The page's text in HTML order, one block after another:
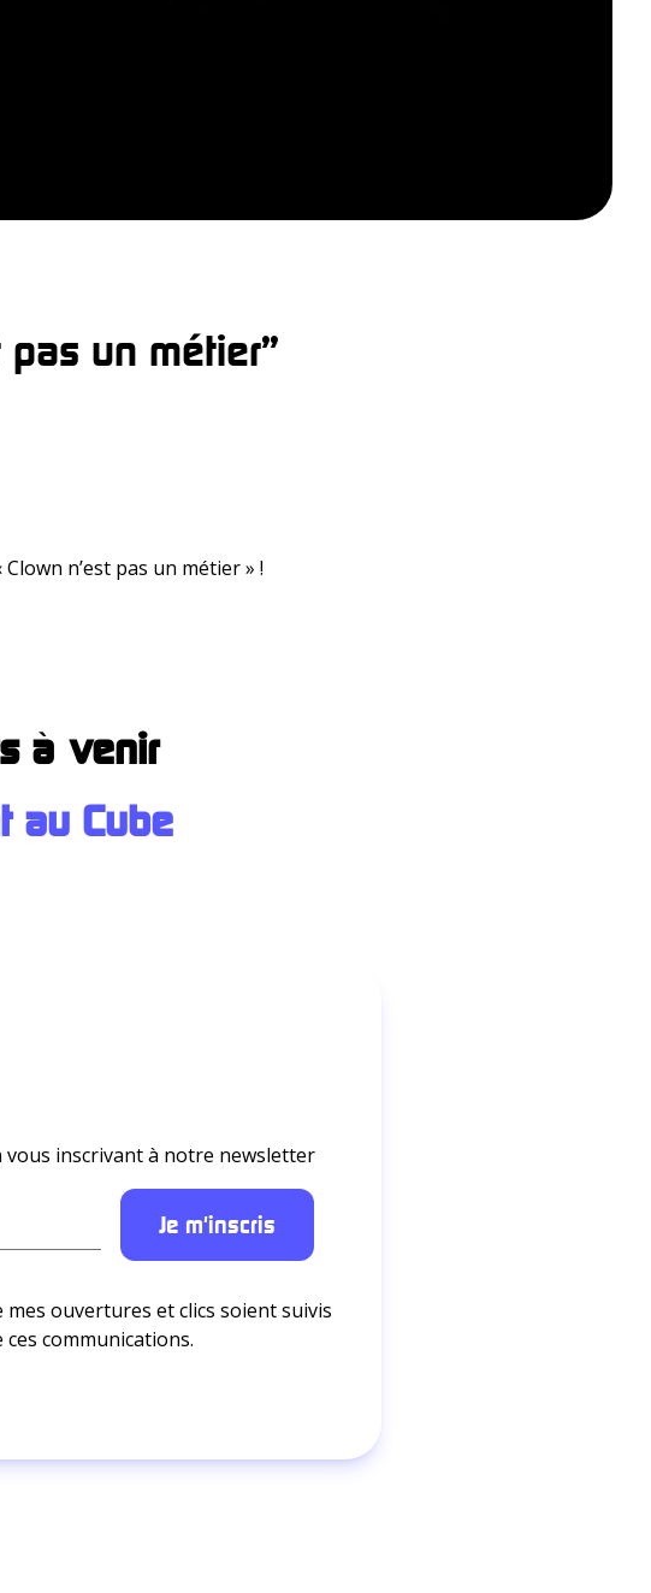
un métier”
n’est pas un métier » !
à venir
au Cube
vous inscrivant à notre newsletter
mes ouvertures et clics soient suivis
communications.